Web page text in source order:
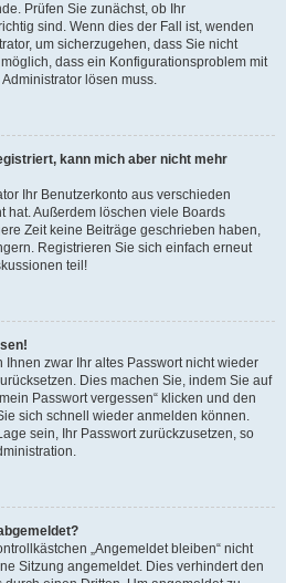
Prüfen Sie zunächst, ob Ihr
sind. Wenn dies der Fall ist, wenden
um sicherzugehen, dass Sie nicht
dass ein Konfigurationsproblem mit
lösen muss.
kann mich aber nicht mehr
Ihr Benutzerkonto aus verschieden
hat. Außerdem löschen viele Boards
Zeit keine Beiträge geschrieben haben,
Registrieren Sie sich einfach erneut
teil!
Ihnen zwar Ihr altes Passwort nicht wieder
Dies machen Sie, indem Sie auf
Passwort vergessen“ klicken und den
sich schnell wieder anmelden können.
sein, Ihr Passwort zurückzusetzen, so
„Angemeldet bleiben“ nicht
Sitzung angemeldet. Dies verhindert den